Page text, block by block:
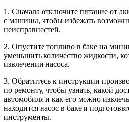
1. Сначала отключите питание от
с машины, чтобы избежать
неисправностей.
2. Опустите топливо в баке на
уменьшить количество жидкости,
извлечении насоса.
3. Обратитесь к инструкции
по ремонту, чтобы узнать, какой
автомобиля и как его можно
находится насос в баке и
инструменты.